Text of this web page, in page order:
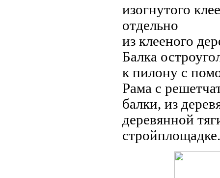
изогнутого
отдельно
из клееного
Балка
к пилону с
Рама с
балки, из
деревянной